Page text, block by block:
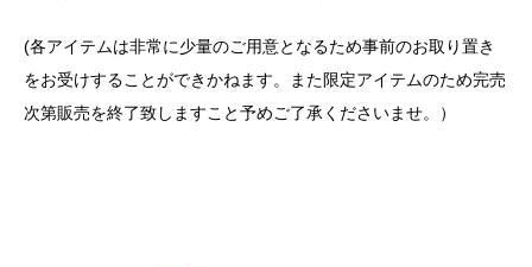
(各アイテムは非常に少量のご用意となるため事前のお取り置き
をお受けすることができかねます。また限定アイテムのため完売
次第販売を終了致しますこと予めご了承くださいませ。）